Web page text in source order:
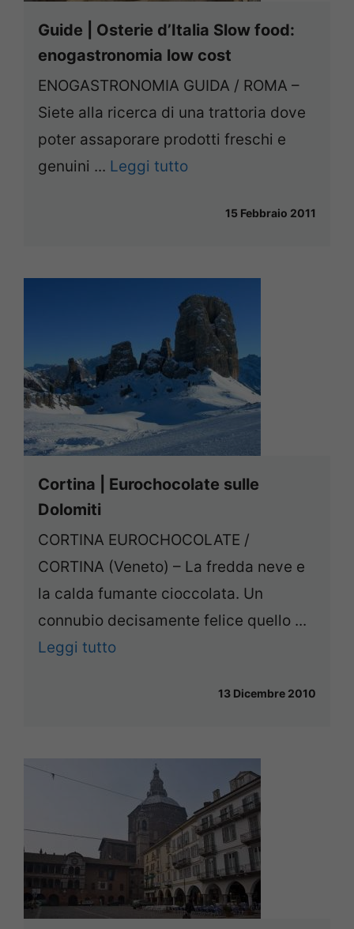
Guide | Osterie d’Italia Slow food:
enogastronomia low cost
ENOGASTRONOMIA GUIDA / ROMA –
Siete alla ricerca di una trattoria dove
poter assaporare prodotti freschi e
genuini ... Leggi tutto
15 Febbraio 2011
Cortina | Eurochocolate sulle
Dolomiti
CORTINA EUROCHOCOLATE /
CORTINA (Veneto) – La fredda neve e
la calda fumante cioccolata. Un
connubio decisamente felice quello ...
Leggi tutto
13 Dicembre 2010